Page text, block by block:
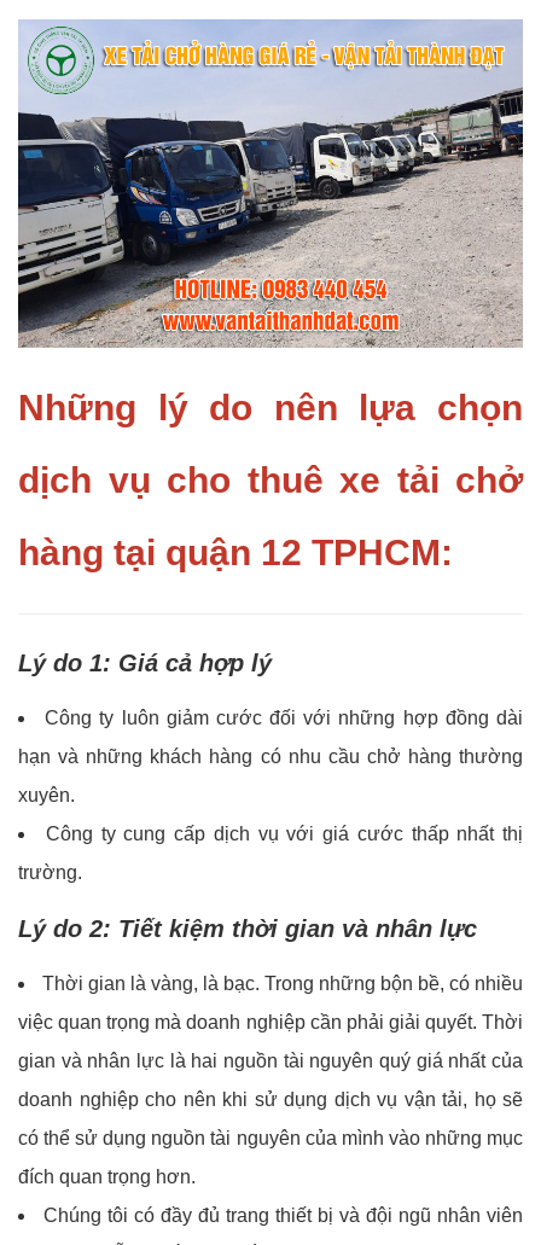
Những lý do nên lựa chọn
dịch vụ cho thuê xe tải chở
hàng tại quận 12 TPHCM:
Lý do 1: Giá cả hợp lý
Công ty luôn giảm cước đối với những hợp đồng dài
hạn và những khách hàng có nhu cầu chở hàng thường
xuyên.
Công ty cung cấp dịch vụ với giá cước thấp nhất thị
trường.
Lý do 2: Tiết kiệm thời gian và nhân lực
Thời gian là vàng, là bạc. Trong những bộn bề, có nhiều
việc quan trọng mà doanh nghiệp cần phải giải quyết. Thời
gian và nhân lực là hai nguồn tài nguyên quý giá nhất của
doanh nghiệp cho nên khi sử dụng dịch vụ vận tải, họ sẽ
có thể sử dụng nguồn tài nguyên của mình vào những mục
đích quan trọng hơn.
Chúng tôi có đầy đủ trang thiết bị và đội ngũ nhân viên